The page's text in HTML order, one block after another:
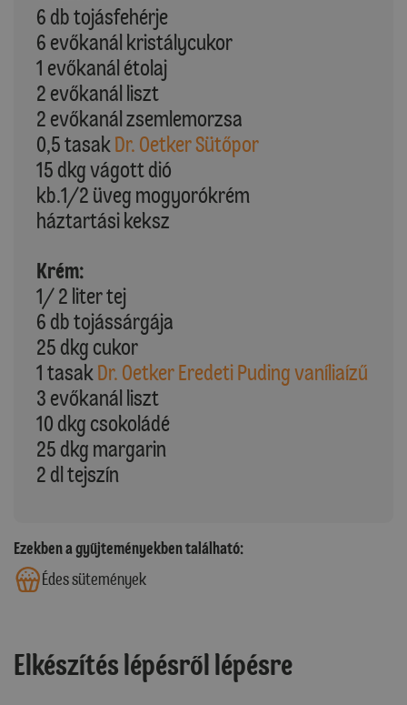
6 db tojásfehérje
6 evőkanál kristálycukor
1 evőkanál étolaj
2 evőkanál liszt
2 evőkanál zsemlemorzsa
0,5 tasak Dr. Oetker Sütőpor
15 dkg vágott dió
kb.1/2 üveg mogyorókrém
háztartási keksz
Krém:
1/ 2 liter tej
6 db tojássárgája
25 dkg cukor
1 tasak Dr. Oetker Eredeti Puding vaníliaízű
3 evőkanál liszt
10 dkg csokoládé
25 dkg margarin
2 dl tejszín
Ezekben a gyűjteményekben található:
Édes sütemények
Elkészítés lépésről lépésre